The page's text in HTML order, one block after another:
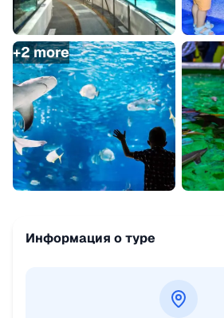
+2more
Информация о туре